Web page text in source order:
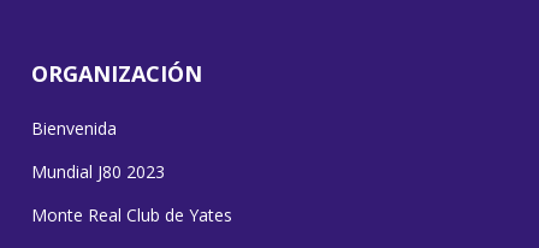
ORGANIZACIÓN
Bienvenida
Mundial J80 2023
Monte Real Club de Yates